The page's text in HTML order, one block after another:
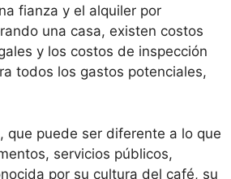
fianza y el alquiler por
una casa, existen costos
y los costos de inspección
todos los gastos potenciales,
puede ser diferente a lo que
servicios públicos,
por su cultura del café, su